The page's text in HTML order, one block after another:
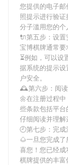
您提供的电子
照提示进行验
分子滥用您的个
🔌第五步：设置
宝博棋牌通常要
⏳例如，可以
据系统的提示
户安全。
🕰第六步：阅读
🌼在注册过程中
些条款包括平
仔细阅读并理解
🕘第七步：完成
🌰一旦您完成
喜您！您已经
棋牌提供的丰